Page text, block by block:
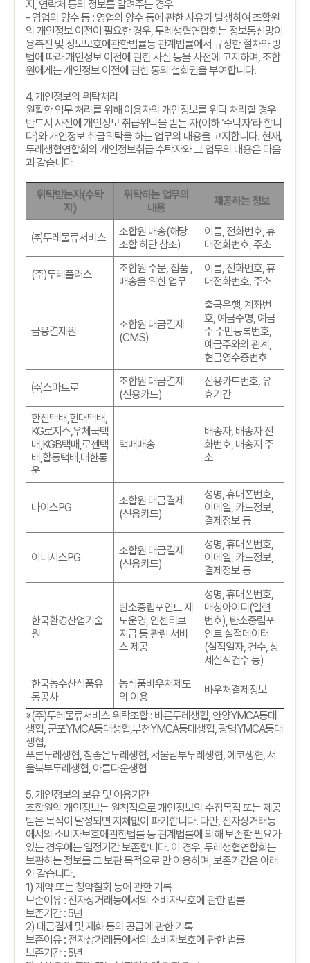
지 , 연락처 등의 정보를 알려주는 경우
- 영업의 양수 등 : 영업의 양수 등에 관한 사유가 발생하여 조합원
의 개인정보 이전이 필요한 경우,두레생협연합회는 정보통신망이
용촉진 및 정보보호에관한법률등 관계법률에서 규정한 절차와 방
법에 따라 개인정보 이전에 관한 사실 등을 사전에 고지하며,조합
원에게는 개인정보 이전에 관한 동의 철회권을 부여합니다.
4.개인정보의 위탁처리
원활한 업무 처리를 위해 이용자의 개인정보를 위탁 처리할 경우
반드시 사전에 개인정보 취급위탁을 받는 자(이하‘수탁자’라 합니
다)와 개인정보 취급위탁을 하는 업무의 내용을 고지합니다. 현재,
두레생협연합회의 개인정보취급 수탁자와 그 업무의 내용은 다음
과 같습니다
위탁받는자(수탁
자)
위탁하는 업무의
내용
제공하는 정보
㈜두레물류서비스 조합원 배송(해당
조합 하단 참조)
이름, 전화번호,휴
대전화번호,주소
(주)두레플러스 조합원 주문, 집품 ,
배송을 위한 업무
이름, 전화번호,휴
대전화번호,주소
금융결제원
조합원 대금결제
(CMS)
출금은행,계좌번
호, 예금주명, 예금
주 주민등록번호,
예금주와의 관계 ,
현금영수증번호
㈜스마트로
조합원 대금결제
(신용카드)
신용카드번호,유
효기간
한진택배,현대택배,
KG로지스,우체국택
배,KGB택배,로젠택
배,합동택배,대한통
운
택배배송
배송자, 배송자 전
화번호, 배송지 주
소
나이스PG
조합원 대금결제
(신용카드)
성명,휴대폰번호,
이메일, 카드정보,
결제정보 등
이니시스PG
조합원 대금결제
(신용카드)
성명,휴대폰번호,
이메일, 카드정보,
결제정보 등
한국환경산업기술
원
탄소중립포인트 제
도운영, 인센티브
지급 등 관련 서비
스 제공
성명,휴대폰번호,
매칭아이디(일련
번호), 탄소중립포
인트 실적데이터
(실적일자, 건수, 상
세실적건수 등)
한국농수산식품유
통공사
농식품바우처제도
의 이용
바우처결제정보
※(주)두레물류서비스 위탁조합: 바른두레생협, 안양YMCA등대
생협,군포YMCA등대생협,부천YMCA등대생협,광명YMCA등대
생협,
푸른두레생협,참좋은두레생협,서울남부두레생협, 에코생협,서
울북부두레생협, 아름다운생협
5.개인정보의 보유 및 이용기간
조합원의 개인정보는 원칙적으로 개인정보의 수집목적 또는 제공
받은 목적이 달성되면 지체없이 파기합니다. 다만, 전자상거래등
에서의 소비자보호에관한법률 등 관계법률에 의해 보존할 필요가
있는 경우에는 일정기간 보존합니다. 이 경우,두레생협연합회는
보관하는 정보를 그 보관 목적으로 만 이용하며,보존기간은 아래
와 같습니다.
1) 계약 또는 청약철회 등에 관한 기록
보존이유 : 전자상거래등에서의 소비자보호에 관한 법률
보존기간 : 5년
2) 대금결제 및 재화 등의 공급에 관한 기록
보존이유 : 전자상거래등에서의 소비자보호에 관한 법률
보존기간 : 5년